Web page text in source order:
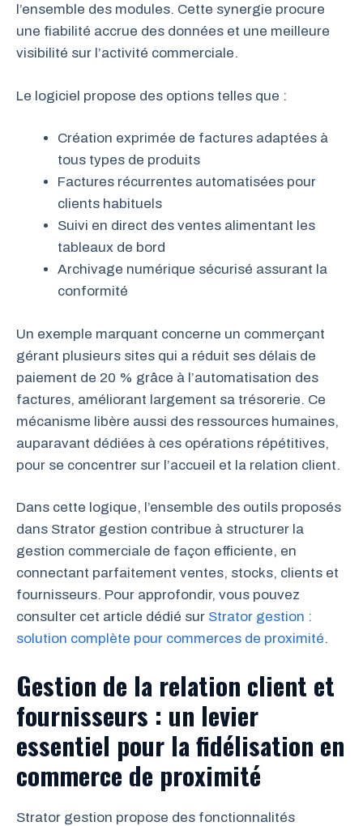
l’ensemble des modules. Cette synergie procure
une fiabilité accrue des données et une meilleure
visibilité sur l’activité commerciale.
Le logiciel propose des options telles que :
Création exprimée de factures adaptées à
tous types de produits
Factures récurrentes automatisées pour
clients habituels
Suivi en direct des ventes alimentant les
tableaux de bord
Archivage numérique sécurisé assurant la
conformité
Un exemple marquant concerne un commerçant
gérant plusieurs sites qui a réduit ses délais de
paiement de 20 % grâce à l’automatisation des
factures, améliorant largement sa trésorerie. Ce
mécanisme libère aussi des ressources humaines,
auparavant dédiées à ces opérations répétitives,
pour se concentrer sur l’accueil et la relation client.
Dans cette logique, l’ensemble des outils proposés
dans Strator gestion contribue à structurer la
gestion commerciale de façon efficiente, en
connectant parfaitement ventes, stocks, clients et
fournisseurs. Pour approfondir, vous pouvez
consulter cet article dédié sur Strator gestion :
solution complète pour commerces de proximité.
Gestion de la relation client et
fournisseurs : un levier
essentiel pour la fidélisation en
commerce de proximité
Strator gestion propose des fonctionnalités